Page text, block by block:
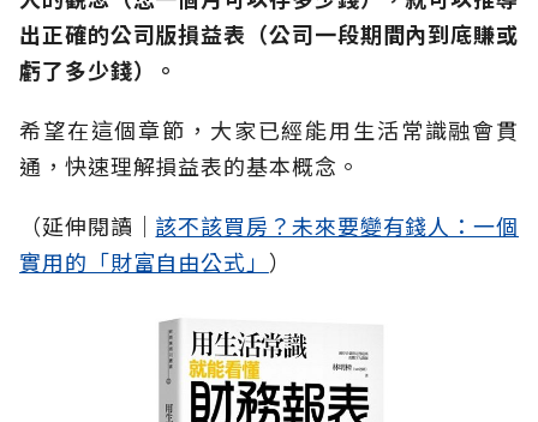
出正確的公司版損益表（公司一段期間內到底賺或
虧了多少錢）。
希望在這個章節，大家已經能用生活常識融會貫
通，快速理解損益表的基本概念。
（延伸閱讀│ 該不該買房？未來要變有錢人：一個
實用的「財富自由公式」 ）